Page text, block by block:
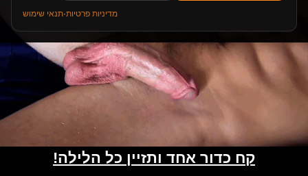
מדיניות פרטיות·תנאי שימוש